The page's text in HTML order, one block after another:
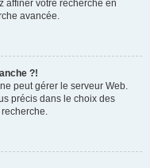
affiner votre recherche en
avancée.
?!
peut gérer le serveur Web.
précis dans le choix des